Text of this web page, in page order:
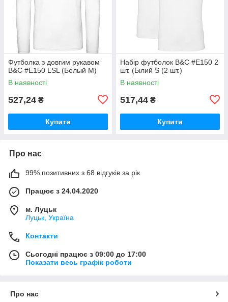
Футболка з довгим рукавом
B&C #E150 LSL (Белый M)
В наявності
527,24 ₴
Купити
Набір футболок B&C #E150 2
шт. (Білий S (2 шт.)
В наявності
517,44 ₴
Купити
Про нас
99% позитивних з 68 відгуків за рік
Працює з 24.04.2020
м. Луцьк
Луцьк, Україна
Контакти
Сьогодні працює з 09:00 до 17:00
Показати весь графік роботи
Про нас